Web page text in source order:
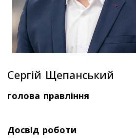
Сергій Щепанський
голова правління
Досвід роботи